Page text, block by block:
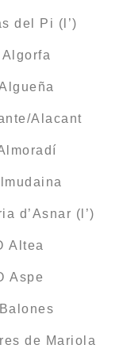
del Pi (l’)
Alacant
d’Asnar (l’)
Altea
Aspe
de Mariola